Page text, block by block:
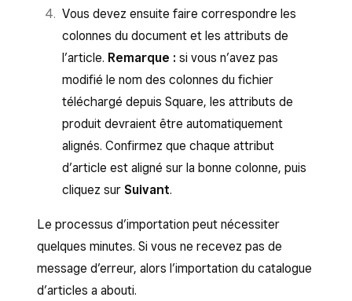
incluses dans les descriptions des
articles dans le fichier exporté (les
balises HTML sont de petits morceaux
de code, tels que « </p> » et
« </br> »).
Quand vous avez terminé les modifications
de votre catalogue d’articles, enregistrez
le fichier Excel sur votre ordinateur.
La colonneType d’article prend en charge
des types d’articles et des valeurs
supplémentaires, tels que : Standard, Aliments
préparés et boissons, Biens physiques,
baseball
Accessoires > Chapeaux
et bonnets
Pour ajouter l’article Casquette de baseball à la
fois à une catégorie parente et à une sous-
catégorie, vous pourriez écrireFemmes>
Accessoires,Femmes>Accessoires>
Chapeaux et bonnets.
l’article
Casquette de
baseball
Femme > Accessoires,
Vous devez ensuite faire correspondre les
colonnes du document et les attributs de
l’article. Remarque : si vous n’avez pas
modifié le nom des colonnes du fichier
téléchargé depuis Square, les attributs de
produit devraient être automatiquement
alignés. Confirmez que chaque attribut
d’article est aligné sur la bonne colonne, puis
cliquez sur Suivant.
Le processus d’importation peut nécessiter
quelques minutes. Si vous ne recevez pas de
message d’erreur, alors l’importation du catalogue
d’articles a abouti.